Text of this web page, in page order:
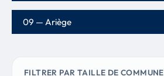
Département
FILTRER PAR TAILLE DE COMMUNE